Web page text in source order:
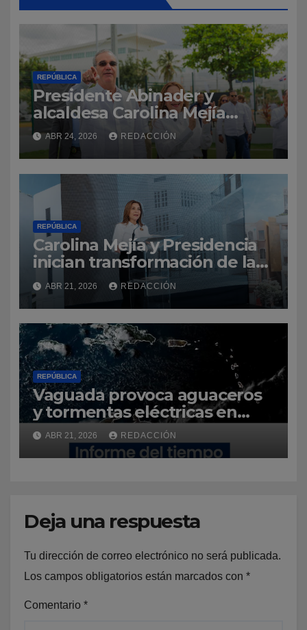
REPÚBLICA
Presidente Abinader y
alcaldesa Carolina Mejía
inauguran Malecón
Deportivo, que será desde
ahora el punto de encuentro
del deporte dominicano
ABR 24, 2026 REDACCIÓN
REPÚBLICA
Carolina Mejía y Presidencia
inician transformación de la
Ciudad Colonial con la
construcción del parqueo
José Reyes
ABR 21, 2026 REDACCIÓN
REPÚBLICA
Vaguada provoca aguaceros
y tormentas eléctricas en
varias provincias del país
ABR 21, 2026 REDACCIÓN
Deja una respuesta
Tu dirección de correo electrónico no será publicada.
Los campos obligatorios están marcados con *
Comentario *